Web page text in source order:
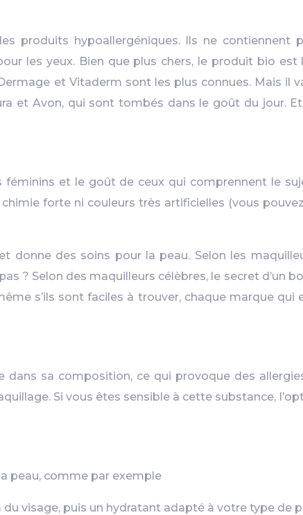
produits hypoallergéniques. Ils ne contiennent
les yeux. Bien que plus chers, le produit bio est
et Vitaderm sont les plus connues. Mais il
et Avon, qui sont tombés dans le goût du jour.
féminins et le goût de ceux qui comprennent le
forte ni couleurs très artificielles (vous
donne des soins pour la peau. Selon les
? Selon des maquilleurs célèbres, le secret d’un
s’ils sont faciles à trouver, chaque marque qui
sa composition, ce qui provoque des
Si vous êtes sensible à cette substance,
peau, comme par exemple
visage, puis un hydratant adapté à votre type de